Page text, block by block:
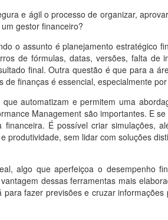
e ágil o processo de organizar,
gestor financeiro?
o assunto é planejamento estratégico
de fórmulas, datas, versões, falta
final. Outra questão é que para a
finanças é essencial, especialmente
automatizam e permitem uma
Management são importantes. E
É possível criar simulações,
sem lidar com soluções
algo que aperfeiçoa o desempenho
dessas ferramentas mais
fazer previsões e cruzar